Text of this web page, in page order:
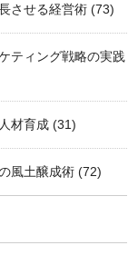
させる経営術 (73)
ティング戦略の実践
材育成 (31)
風土醸成術 (72)